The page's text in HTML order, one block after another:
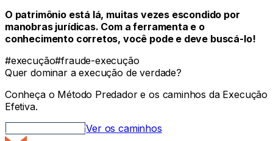
O patrimônio está lá, muitas vezes escondido por
manobras jurídicas. Com a ferramenta e o
conhecimento corretos, você pode e deve buscá-lo!
#execução#fraude-execução
Quer dominar a execução de verdade?
Conheça o Método Predador e os caminhos da Execução
Efetiva.
Método PredadorVer os caminhos